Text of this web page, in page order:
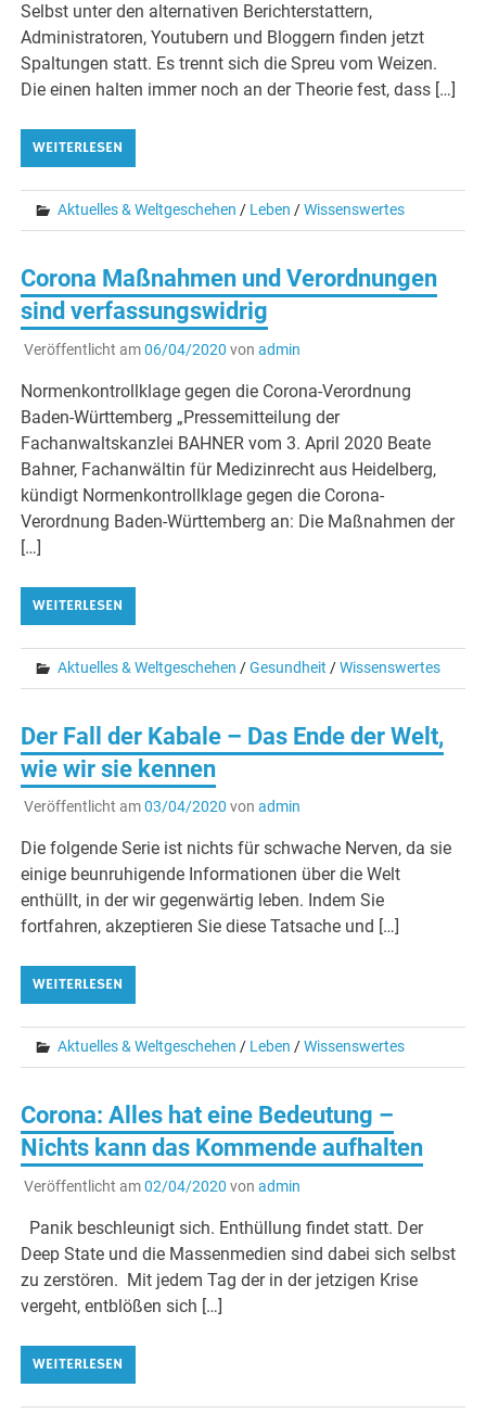
Selbst unter den alternativen Berichterstattern,
Administratoren, Youtubern und Bloggern finden jetzt
Spaltungen statt. Es trennt sich die Spreu vom Weizen.
Die einen halten immer noch an der Theorie fest, dass […]
WEITERLESEN
Aktuelles & Weltgeschehen / Leben /Wissenswertes
Corona Maßnahmen und Verordnungen
sind verfassungswidrig
Veröffentlicht am06/04/2020 von admin
Normenkontrollklage gegen die Corona-Verordnung
Baden-Württemberg „Pressemitteilung der
Fachanwaltskanzlei BAHNER vom 3. April 2020 Beate
Bahner, Fachanwältin für Medizinrecht aus Heidelberg,
kündigt Normenkontrollklage gegen die Corona-
Verordnung Baden-Württemberg an: Die Maßnahmen der
[…]
WEITERLESEN
Aktuelles & Weltgeschehen /Gesundheit /Wissenswertes
Der Fall der Kabale – Das Ende der Welt,
wie wir sie kennen
Veröffentlicht am03/04/2020 von admin
Die folgende Serie ist nichts für schwache Nerven, da sie
einige beunruhigende Informationen über die Welt
enthüllt, in der wir gegenwärtig leben. Indem Sie
fortfahren, akzeptieren Sie diese Tatsache und […]
WEITERLESEN
Aktuelles & Weltgeschehen / Leben /Wissenswertes
Corona: Alles hat eine Bedeutung –
Nichts kann das Kommende aufhalten
Veröffentlicht am02/04/2020 von admin
Panik beschleunigt sich. Enthüllung findet statt. Der
Deep State und die Massenmedien sind dabei sich selbst
zu zerstören. Mit jedem Tag der in der jetzigen Krise
vergeht, entblößen sich […]
WEITERLESEN